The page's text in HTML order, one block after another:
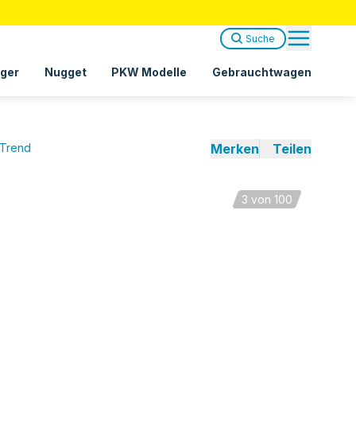
Nugget PKW Modelle Gebrauchtwagen
Suche
Merken Teilen
3 von 100